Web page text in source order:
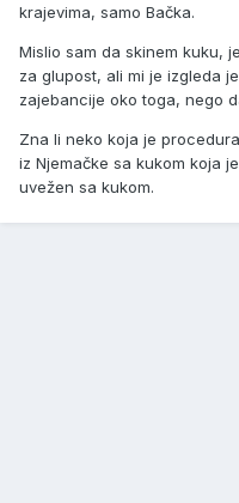
krajevima, samo Bačka.
Mislio sam da skinem kuku,
za glupost, ali mi je izgleda
zajebancije oko toga, nego
Zna li neko koja je
iz Njemačke sa kukom koja
uvežen sa kukom.